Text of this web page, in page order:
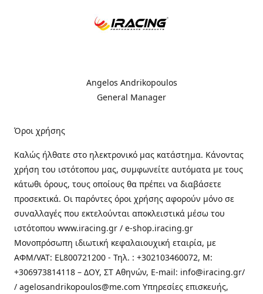
Angelos Andrikopoulos
General Manager
Όροι χρήσης
Καλώς ήλθατε στo ηλεκτρονικό μας κατάστημα. Κάνοντας
χρήση του ιστότοπου μας, συμφωνείτε αυτόματα με τους
κάτωθι όρους, τους οποίους θα πρέπει να διαβάσετε
προσεκτικά. Οι παρόντες όροι χρήσης αφορούν μόνο σε
συναλλαγές που εκτελούνται αποκλειστικά μέσω του
ιστότοπου www.iracing.gr / e-shop.iracing.gr
Μονοπρόσωπη ιδιωτική κεφαλαιουχική εταιρία, με
ΑΦΜ/VAT: EL800721200 - Τηλ. : +302103460072, M:
+306973814118 – ΔΟΥ, ΣΤ Αθηνών, E-mail: info@iracing.gr/
/ agelosandrikopoulos@me.com Υπηρεσίες επισκευής,